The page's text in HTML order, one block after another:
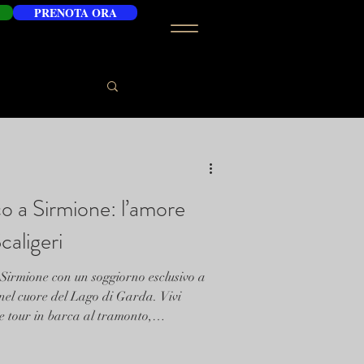
PRENOTA ORA
a Sirmione: l’amore
con un soggiorno esclusivo a
cuore del Lago di Garda. Vivi
tour in barca al tramonto,